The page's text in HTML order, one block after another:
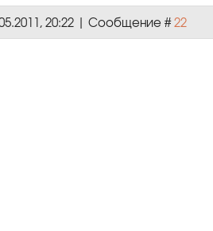
20:22 | Сообщение #22